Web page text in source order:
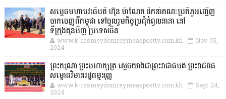
សម្តេចមហាបវរធិបតី ហ៊ុន ម៉ាណែត ដឹកនាំគណៈប្រតិភូអញ្ជើញ
ចាកចេញពីកម្ពុជា ទៅចូលរួមកិច្ចប្រជុំកំពូលនានា នៅ
ទីក្រុងគុនមិញ ប្រទេសចិន
www.k-rasmeydomreymeasposttv.com.kh Nov 05,
2024
ព្រះករុណា ព្រះមហាក្សត្រ ស្តេចយាងជាព្រះរាជាធិបតី ព្រះរាជពិធី
សម្ពោធវិមានរដ្ឋធម្មនុញ្ញ
www.k-rasmeydomreymeasposttv.com.kh Sept 24,
2024